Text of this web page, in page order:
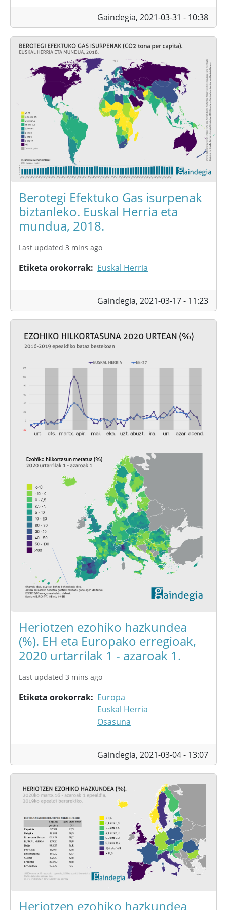
Gaindegia, 2021-03-31 - 10:38
Berotegi Efektuko Gas isurpenak
biztanleko. Euskal Herria eta
mundua, 2018.
Last updated 3 mins ago
Etiketa orokorrak Euskal Herria
Gaindegia, 2021-03-17 - 11:23
Heriotzen ezohiko hazkundea
(%). EH eta Europako erregioak,
2020 urtarrilak 1 - azaroak 1.
Last updated 3 mins ago
Etiketa orokorrak
Europa
Euskal Herria
Osasuna
Gaindegia, 2021-03-04 - 13:07
Heriotzen ezohiko hazkundea